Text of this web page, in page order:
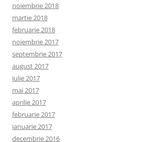
noiembrie 2018
martie 2018
februarie 2018
noiembrie 2017
septembrie 2017
august 2017
iulie 2017
mai 2017
aprilie 2017
februarie 2017
ianuarie 2017
decembrie 2016